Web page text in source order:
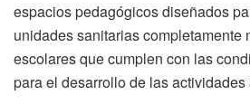
espacios pedagógicos diseñados
unidades sanitarias completamente
escolares que cumplen con las
para el desarrollo de las actividades